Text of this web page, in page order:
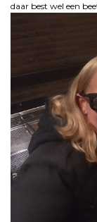
daar best wel een